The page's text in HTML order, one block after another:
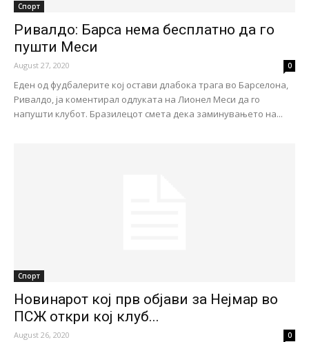
Спорт
Ривалдо: Барса нема бесплатно да го
пушти Меси
August 27, 2020 0
Еден од фудбалерите кој остави длабока трага во Барселона,
Ривалдо, ја коментирал одлуката на Лионел Меси да го
напушти клубот. Бразилецот смета дека заминувањето на...
Спорт
Новинарот кој прв објави за Нејмар во
ПСЖ откри кој клуб...
August 26, 2020 0